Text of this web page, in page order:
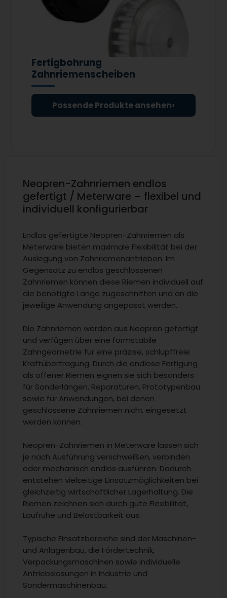
Fertigbohrung
Zahnriemenscheiben
Passende Produkte ansehen›
Neopren-Zahnriemen endlos
gefertigt / Meterware – flexibel und
individuell konfigurierbar
Endlos gefertigte Neopren-Zahnriemen als
Meterware bieten maximale Flexibilität bei der
Auslegung von Zahnriemenantrieben. Im
Gegensatz zu endlos geschlossenen
Zahnriemen können diese Riemen individuell auf
die benötigte Länge zugeschnitten und an die
jeweilige Anwendung angepasst werden.
Die Zahnriemen werden aus Neopren gefertigt
und verfügen über eine formstabile
Zahngeometrie für eine präzise, schlupffreie
Kraftübertragung. Durch die endlose Fertigung
als offener Riemen eignen sie sich besonders
für Sonderlängen, Reparaturen, Prototypenbau
sowie für Anwendungen, bei denen
geschlossene Zahnriemen nicht eingesetzt
werden können.
Neopren-Zahnriemen in Meterware lassen sich
je nach Ausführung verschweißen, verbinden
oder mechanisch endlos ausführen. Dadurch
entstehen vielseitige Einsatzmöglichkeiten bei
gleichzeitig wirtschaftlicher Lagerhaltung. Die
Riemen zeichnen sich durch gute Flexibilität,
Laufruhe und Belastbarkeit aus.
Typische Einsatzbereiche sind der Maschinen-
und Anlagenbau, die Fördertechnik,
Verpackungsmaschinen sowie individuelle
Antriebslösungen in Industrie und
Sondermaschinenbau.